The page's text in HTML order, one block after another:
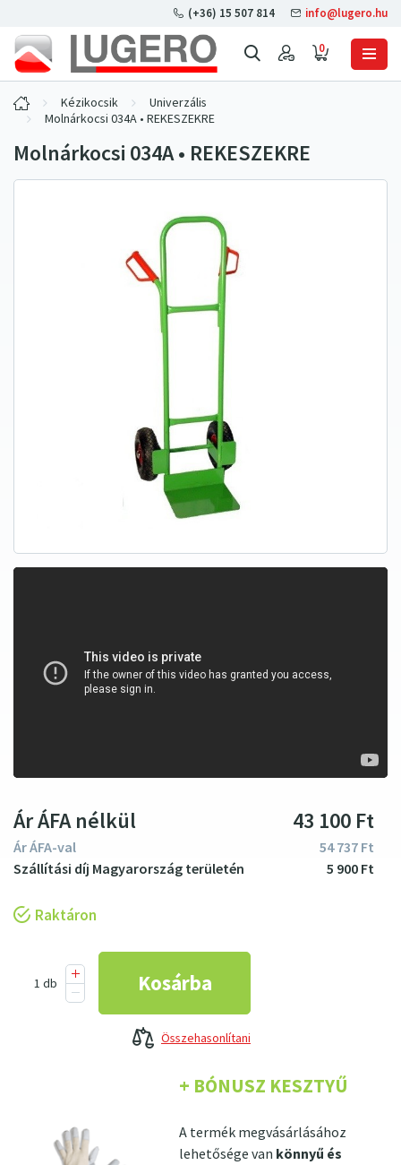
0
(+36) 15 507 814 info@lugero.hu
Kézikocsik
Univerzális
Molnárkocsi 034A • REKESZEKRE
Molnárkocsi 034A • REKESZEKRE
+ BÓNUSZ KESZTYŰ
A termék megvásárlásához
lehetősége van könnyű és
Raktáron
Ár ÁFA nélkül 43 100 Ft
Ár ÁFA-val 54737Ft
5 900Ft
Összehasonlítani